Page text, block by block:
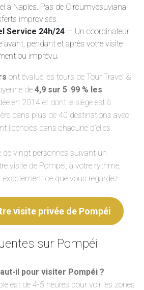
à Naples. Pas de Circumvesuviana
improvisés.
Service 24h/24 — Un coordinateur
pendant et après votre visite
ou imprévu.
ont évalué les tours de Tour Travel &
de 4,9 sur 5 99 % les
en 2014 et dont le siège est à
dans plus de 40 destinations avec
licenciés dans chacune d’elles.
de vingt personnes suivant un
visite de Pompéi, à votre rythme,
ce que vous regardez.
visite privée de Pompéi
sur Pompéi
il pour visiter Pompéi ?
est de 4-5 heures pour voir les zones